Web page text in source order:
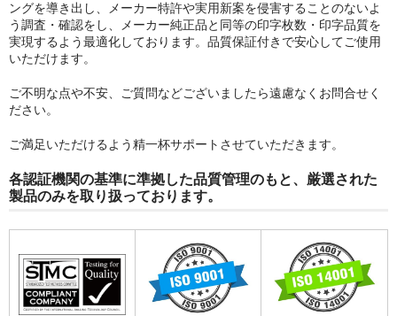
ングを導き出し、メーカー特許や実用新案を侵害することのないよ
う調査・確認をし、メーカー純正品と同等の印字枚数・印字品質を
実現するよう最適化しております。品質保証付きで安心してご使用
いただけます。
ご不明な点や不安、ご質問などございましたら遠慮なくお問合せく
ださい。
ご満足いただけるよう精一杯サポートさせていただきます。
各認証機関の基準に準拠した品質管理のもと、厳選された
製品のみを取り扱っております。